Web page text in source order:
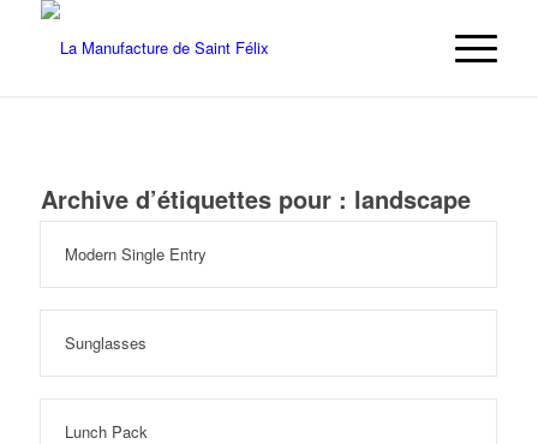
Archive d’étiquettes pour : landscape
Modern Single Entry
Sunglasses
Lunch Pack